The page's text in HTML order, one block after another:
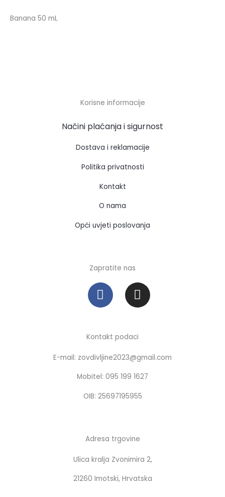
Banana 50 mL
Korisne informacije
Načini plaćanja i sigurnost
Dostava i reklamacije
Politika privatnosti
Kontakt
O nama
Opći uvjeti poslovanja
Zapratite nas
F
a
c
b
o
o
k
I
n
s
a
r
a
m
Kontakt podaci
E-mail: zovdivljine2023@gmail.com
Mobitel: 095 199 1627
OIB: 25697195955
Adresa trgovine
Ulica kralja Zvonimira 2,
21260 Imotski, Hrvatska